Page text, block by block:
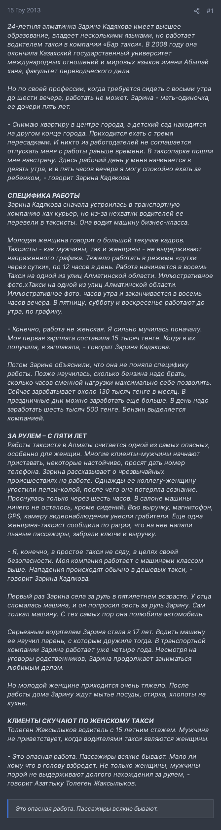
н
15 Гру 2013 #1
24-летняя алматинка Зарина Кадякова имеет высшее
образование, владеет несколькими языками, но работает
водителем такси в компании «Бар такси». В 2008 году она
окончила Казахский государственный университет
международных отношений и мировых языков имени Абылай
хана, факультет переводческого дела.
Но по своей профессии, когда требуется сидеть с восьми утра
до шести вечера, работать не может. Зарина - мать-одиночка,
ее дочери пять лет.
- Снимаю квартиру в центре города, а детский сад находится
на другом конце города. Приходится ехать с тремя
пересадками. И никто из работодателей не соглашается
отпускать меня с работы раньше времени. В таксопарке пошли
мне навстречу. Здесь рабочий день у меня начинается в
девять утра, и в пять часов вечера я могу спокойно ехать за
ребенком, - говорит Зарина Кадякова.
СПЕЦИФИКА РАБОТЫ
Зарина Кадякова сначала устроилась в транспортную
компанию как курьер, но из-за нехватки водителей ее
перевели в таксисты. Она водит машину бизнес-класса.
Молодая женщина говорит о большой текучке кадров.
Таксисты - как мужчины, так и женщины - не выдерживают
напряженного графика. Тяжело работать в режиме «сутки
через сутки», по 12 часов в день. Работа начинается в восемь
Такси на одной из улиц Алматинской области. Иллюстративное
фото.xТакси на одной из улиц Алматинской области.
Иллюстративное фото. часов утра и заканчивается в восемь
часов вечера. В пятницу, субботу и воскресенье работают до
утра, по графику.
- Конечно, работа не женская. Я сильно мучилась поначалу.
Моя первая зарплата составила 15 тысяч тенге. Когда я их
получила, я заплакала, - говорит Зарина Кадякова.
Потом Зарине объяснили, что она не поняла специфику
работы. Позже научилась, сколько бензина надо брать,
сколько часов сменной нагрузки максимально себе позволить.
Сейчас зарабатывает около 130 тысяч тенге в месяц. В
праздничные дни можно заработать еще больше. В день надо
заработать шесть тысяч 500 тенге. Бензин выделяется
компанией.
ЗА РУЛЕМ – С ПЯТИ ЛЕТ
Работы таксиста в Алматы считается одной из самых опасных,
особенно для женщин. Многие клиенты-мужчины начнают
приставать, некоторые настойчиво, просят дать номер
телефона. Зарина рассказывает о чрезвычайных
происшествиях на работе. Однажды ее коллегу-женщину
угостили пепси-колой, после чего она потеряла сознание.
Проснулась только через шесть часов. В салоне машины
ничего не осталось, кроме сидений. Всю выручку, магнитофон,
GPS, камеру видеонаблюдения унесли грабители. Еще одна
женщина-таксист сообщила по рации, что на нее напали
пьяные пассажиры, забрали ключи и выручку.
- Я, конечно, в простое такси не сяду, в целях своей
безопасности. Моя компания работает с машинами классом
выше. Нападения происходят обычно в дешевых такси, -
говорит Зарина Кадякова.
Первый раз Зарина села за руль в пятилетнем возрасте. У отца
сломалась машина, и он попросил сесть за руль Зарину. Сам
толкал машину. С тех самых пор она полюбила автомобиль.
Серьезным водителем Зарина стала в 17 лет. Водить машину
ее научил парень, с которым дружила тогда. В транспортной
компании Зарина работает уже четыре года. Несмотря на
уговоры родственников, Зарина продолжает заниматься
любимым делом.
Но молодой женщине приходится очень тяжело. После
работы дома Зарину ждут мытье посуды, стирка, хлопоты на
кухне.
КЛИЕНТЫ СКУЧАЮТ ПО ЖЕНСКОМУ ТАКСИ
Толеген Жаксылыков водитель с 15 летним стажем. Мужчина
не приветствует, когда водителями такси являются женщины.
- Это опасная работа. Пассажиры всякие бывают. Мало ли
кому что в голову взбредет. Не только женщины, мужчины
порой не выдерживают долгого нахождения за рулем, -
говорит Азаттыку Толеген Жаксылыков.
Это опасная работа. Пассажиры всякие бывают.